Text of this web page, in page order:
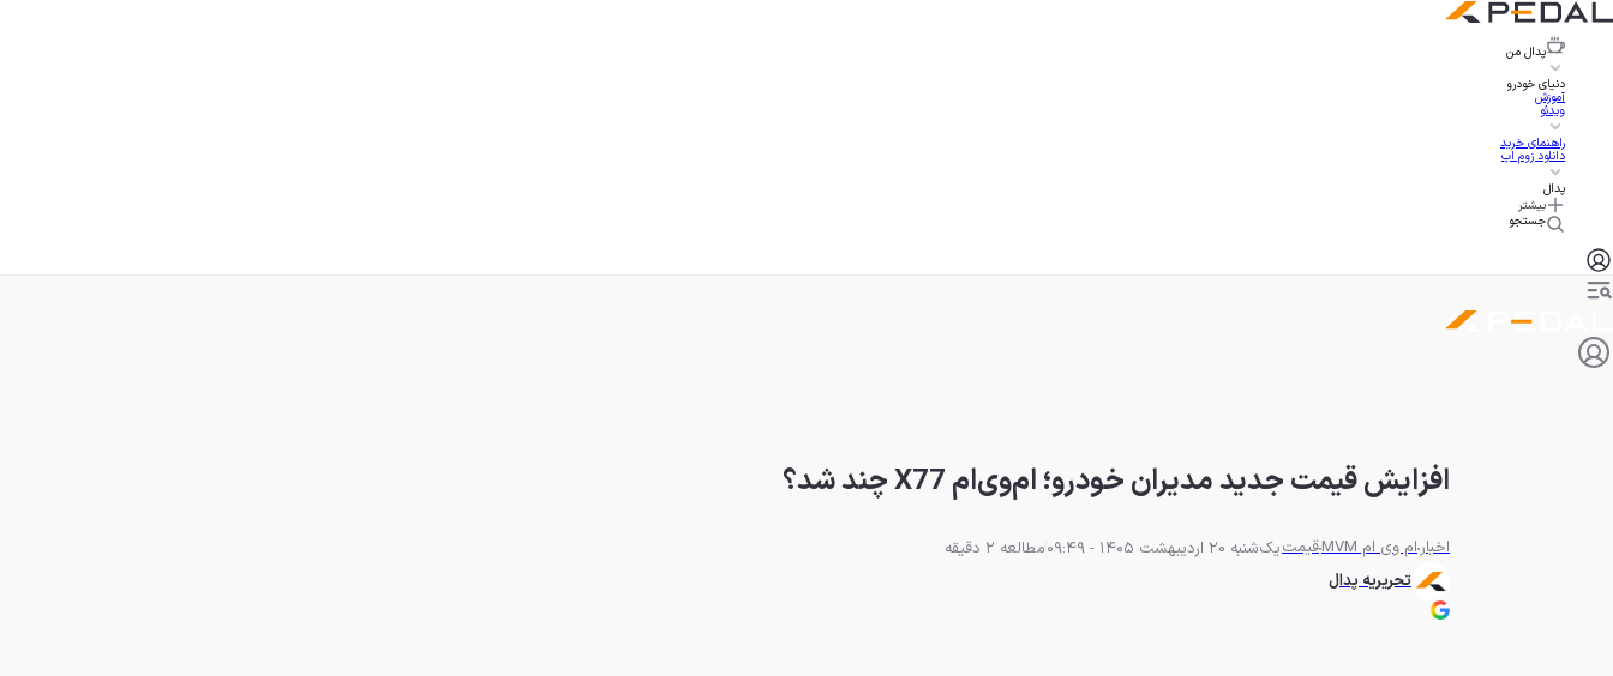
پدال من
دنیای خودرو
آموزش
ویدئو
راهنمای خرید
دانلود زوم اپ
پدال
بیشتر
جستجو
افزایش قیمت جدید مدیران خودرو؛ ام‌وی‌ام X77 چند شد؟
اخبارام وی ام MVM قیمتیک‌شنبه 20 اردیبهشت 1405 - 09:49
مطالعه 2 دقیقه
تحریریه پدال